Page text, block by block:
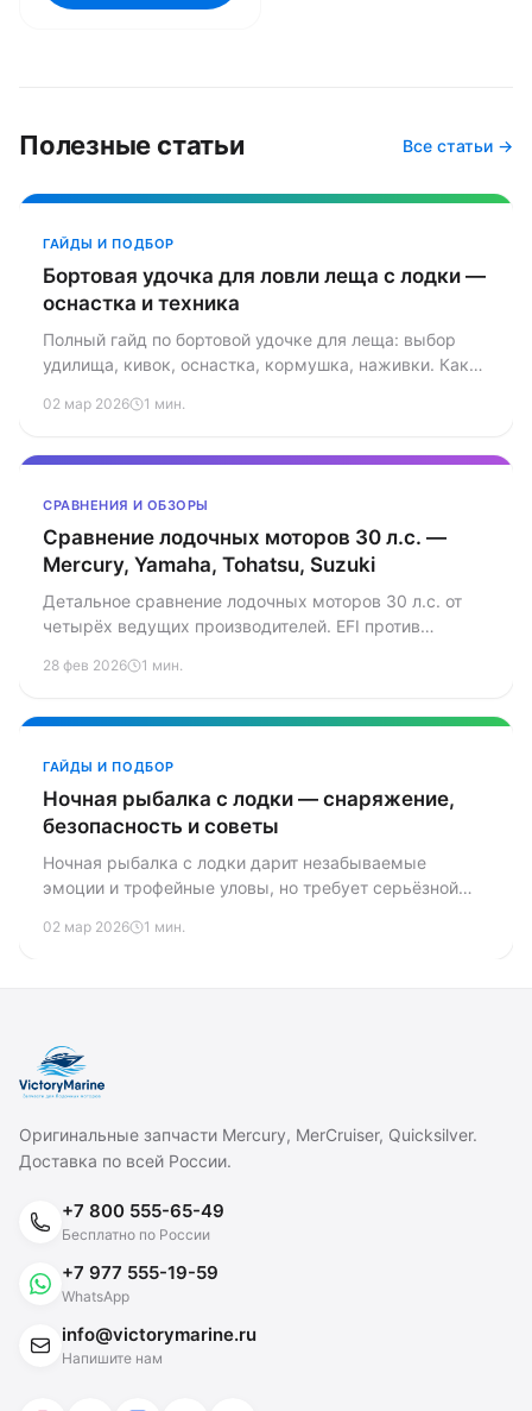
Полезные статьи Все статьи →
ГАЙДЫ И ПОДБОР
Бортовая удочка для ловли леща с лодки —
оснастка и техника
Полный гайд по бортовой удочке для леща: выбор
удилища, кивок, оснастка, кормушка, наживки. Как
течении — практические советы.
02 мар 2026 1 мин.
СРАВНЕНИЯ И ОБЗОРЫ
Сравнение лодочных моторов 30 л.с. —
Mercury, Yamaha, Tohatsu, Suzuki
Детальное сравнение лодочных моторов 30 л.с. от
четырёх ведущих производителей. EFI против
скорости и расходы — вся правда от практиков.
28 фев 2026 1 мин.
ГАЙДЫ И ПОДБОР
Ночная рыбалка с лодки — снаряжение,
безопасность и советы
Ночная рыбалка с лодки дарит незабываемые
эмоции и трофейные уловы, но требует серьёзной
правила безопасности и тактику ловли в тёмное
02 мар 2026 1 мин.
Оригинальные запчасти Mercury, MerCruiser, Quicksilver.
Доставка по всей России.
+7 800 555-65-49
Бесплатно по России
+7 977 555-19-59
WhatsApp
info@victorymarine.ru
Напишите нам